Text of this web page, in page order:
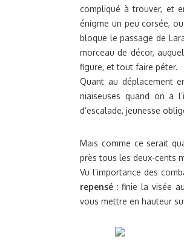
compliqué à trouver, et
énigme un peu corsée,
bloque le passage de
morceau de décor,
figure, et tout faire péter.
Quant au déplacement
niaiseuses quand on a
d’escalade, jeunesse
Mais comme ce serait
près tous les deux-cents
Vu l’importance des
repensé : finie la visée
vous mettre en hauteur